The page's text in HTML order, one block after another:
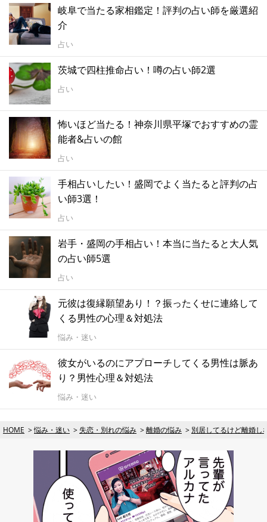
岐阜で当たる家相鑑定！評判の占い師を厳選紹
介
占い
茨城で四柱推命占い！噂の占い師2選
占い
怖いほど当たる！神奈川県平塚でおすすめの霊
能者&占いの館
占い
手相占いしたい！盛岡でよく当たると評判の占
い師3選！
占い
岩手・盛岡の手相占い！本当に当たると大人気
の占い師5選
占い
元彼は復縁願望あり！？振ったくせに連絡して
くる男性の心理＆対処法
悩み・迷い
彼女がいるのにアプローチしてくる男性は脈あ
り？男性心理＆対処法
悩み・迷い
HOME 悩み・迷い 失恋・別れの悩み 離婚の悩み 別居してるけど離婚し